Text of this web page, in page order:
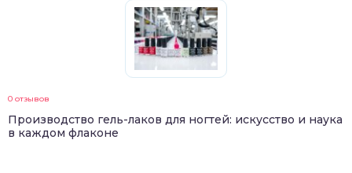
0 отзывов
Производство гель-лаков для ногтей: искусство и наука
в каждом флаконе